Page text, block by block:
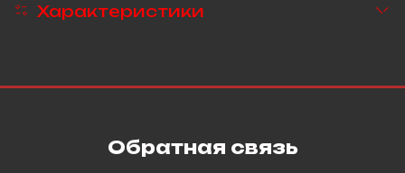
Характеристики
Обратная связь